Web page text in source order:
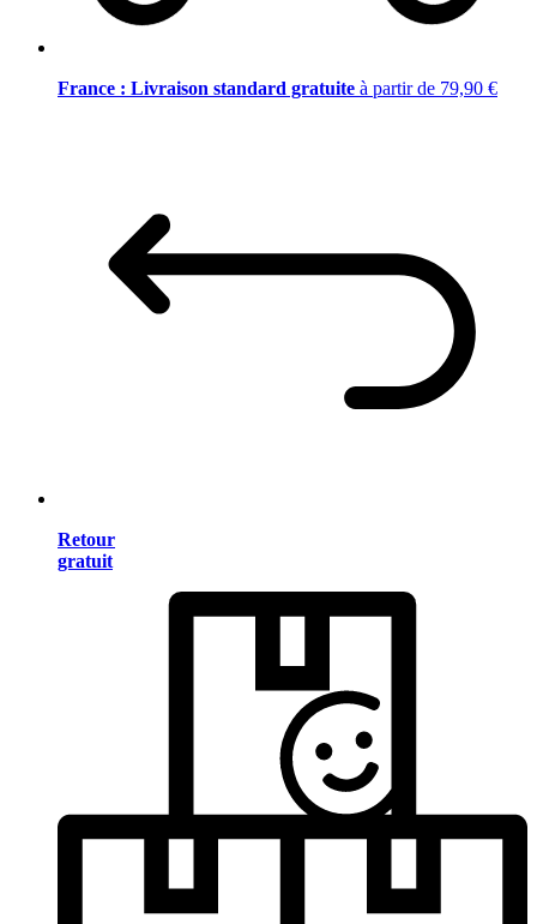
France : Livraison standard gratuite à partir de 79,90 €
Retour
gratuit